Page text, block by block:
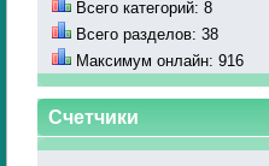
Всего категорий: 8
Всего разделов: 38
Максимум онлайн: 916
Счетчики